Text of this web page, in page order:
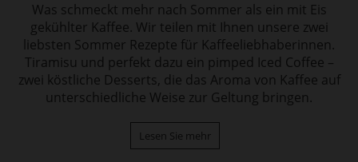
Was schmeckt mehr nach Sommer als ein mit Eis
gekühlter Kaffee. Wir teilen mit Ihnen unsere zwei
liebsten Sommer Rezepte für Kaffeeliebhaberinnen.
Tiramisu und perfekt dazu ein pimped Iced Coffee –
zwei köstliche Desserts, die das Aroma von Kaffee auf
unterschiedliche Weise zur Geltung bringen.
Lesen Sie mehr